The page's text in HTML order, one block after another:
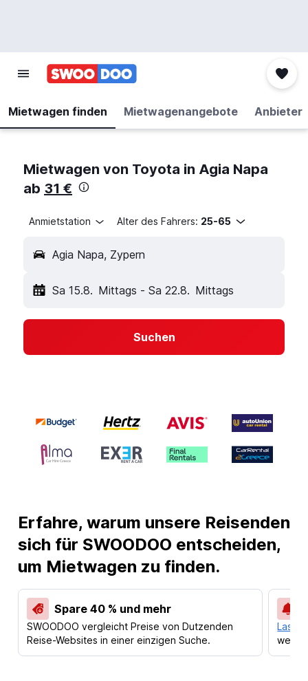
Mietwagen finden Mietwagenangebote Anbieter
Mietwagen von Toyota in Agia Napa
ab 31 €
Anmietstation Alter des Fahrers: 25-65
Agia Napa, Zypern
Sa 15.8. Mittags - Sa 22.8. Mittags
Suchen
Erfahre, warum unsere Reisenden
sich für SWOODOO entscheiden,
um Mietwagen zu finden.
Spare 40 % und mehr
SWOODOO vergleicht Preise von Dutzenden
Reise-Websites in einer einzigen Suche.
Lass